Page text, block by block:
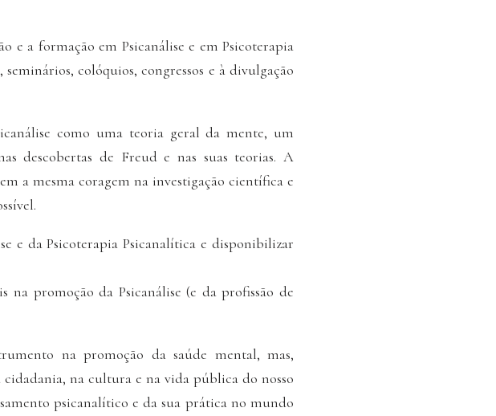
e a formação em Psicanálise e em Psicoterapia
colóquios, congressos e à divulgação
como uma teoria geral da mente, um
descobertas de Freud e nas suas teorias. A
a mesma coragem na investigação científica e
e da Psicoterapia Psicanalítica e disponibilizar
na promoção da Psicanálise (e da profissão de
na promoção da saúde mental, mas,
na cultura e na vida pública do nosso
psicanalítico e da sua prática no mundo